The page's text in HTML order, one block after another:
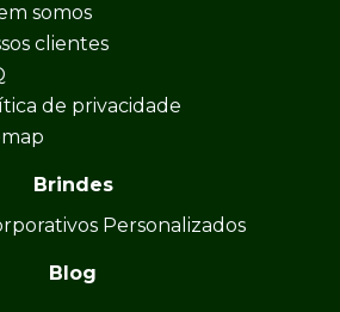
somos
clientes
de privacidade
Brindes
Personalizados
Blog